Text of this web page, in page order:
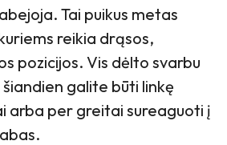
Tai puikus metas
reikia drąsos,
pozicijos. Vis dėlto svarbu
galite būti linkę
arba per greitai sureaguoti į